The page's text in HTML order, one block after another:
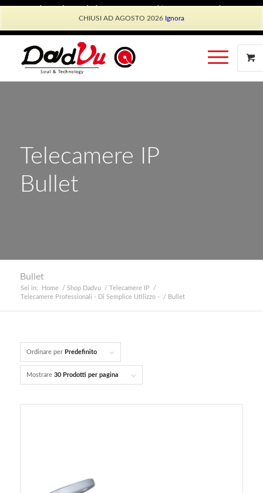
CHIUSI AD AGOSTO 2026 Ignora
Telecamere IP
Bullet
Bullet
Sei in: Home / Shop Dadvu / Telecamere IP
/
Telecamere Professionali - Di Semplice Utilizzo -
/ Bullet
Ordinare per Predefinito
Mostrare 30 Prodotti per pagina